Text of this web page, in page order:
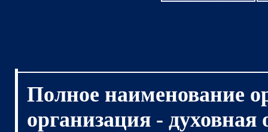
Полное наименование
организация - духовная